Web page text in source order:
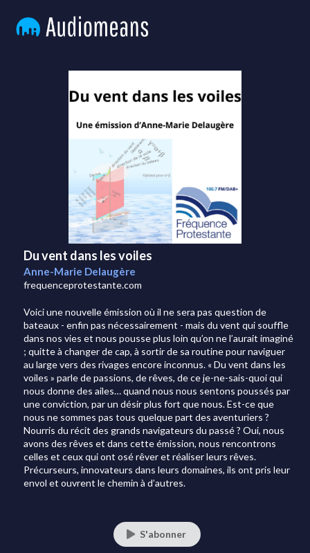
Du vent dans les voiles
Anne-Marie Delaugère
frequenceprotestante.com
Voici une nouvelle émission où il ne sera pas question de
bateaux - enfin pas nécessairement - mais du vent qui souffle
dans nos vies et nous pousse plus loin qu’on ne l’aurait imaginé
; quitte à changer de cap, à sortir de sa routine pour naviguer
au large vers des rivages encore inconnus. « Du vent dans les
voiles » parle de passions, de rêves, de ce je-ne-sais-quoi qui
nous donne des ailes… quand nous nous sentons poussés par
une conviction, par un désir plus fort que nous. Est-ce que
nous ne sommes pas tous quelque part des aventuriers ?
Nourris du récit des grands navigateurs du passé ? Oui, nous
avons des rêves et dans cette émission, nous rencontrons
celles et ceux qui ont osé rêver et réaliser leurs rêves.
Précurseurs, innovateurs dans leurs domaines, ils ont pris leur
envol et ouvrent le chemin à d’autres.
S'abonner